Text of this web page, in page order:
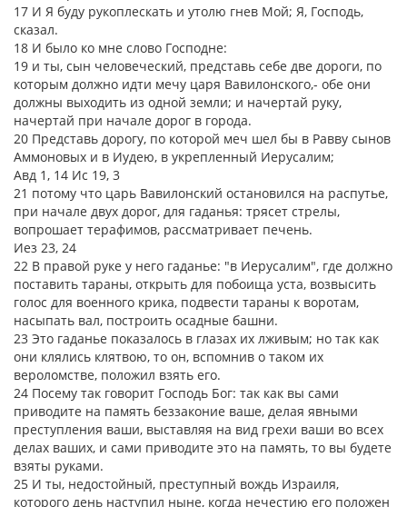
17 И Я буду рукоплескать и утолю гнев Мой; Я, Господь,
сказал.
18 И было ко мне слово Господне:
19 и ты, сын человеческий, представь себе две дороги, по
которым должно идти мечу царя Вавилонского,- обе они
должны выходить из одной земли; и начертай руку,
начертай при начале дорог в города.
20 Представь дорогу, по которой меч шел бы в Равву сынов
Аммоновых и в Иудею, в укрепленный Иерусалим;
Авд 1, 14 Ис 19, 3
21 потому что царь Вавилонский остановился на распутье,
при начале двух дорог, для гаданья: трясет стрелы,
вопрошает терафимов, рассматривает печень.
Иез 23, 24
22 В правой руке у него гаданье: "в Иерусалим", где должно
поставить тараны, открыть для побоища уста, возвысить
голос для военного крика, подвести тараны к воротам,
насыпать вал, построить осадные башни.
23 Это гаданье показалось в глазах их лживым; но так как
они клялись клятвою, то он, вспомнив о таком их
вероломстве, положил взять его.
24 Посему так говорит Господь Бог: так как вы сами
приводите на память беззаконие ваше, делая явными
преступления ваши, выставляя на вид грехи ваши во всех
делах ваших, и сами приводите это на память, то вы будете
взяты руками.
25 И ты, недостойный, преступный вождь Израиля,
которого день наступил ныне, когда нечестию его положен